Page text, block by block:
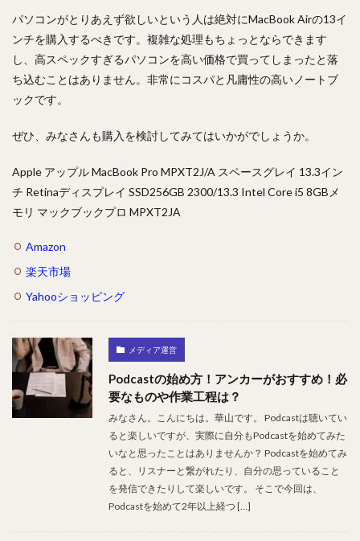
パソコンがとりあえず欲しいという人は絶対にMacBook Airの13イ
ンチを購入するべきです。複雑な処理もちょっとならできます
し、高スペックすぎるパソコンを高い価格で買ってしまったと落
ち込むことはありません。非常にコスパと凡庸性の高いノートブ
ックです。
ぜひ、みなさんも購入を検討してみてはいかがでしょうか。
Apple アップル MacBook Pro MPXT2J/A スペースグレイ 13.3イン
チ Retinaディスプレイ SSD256GB 2300/13.3 Intel Core i5 8GBメ
モリ マックブックプロ MPXT2JA
Amazon
楽天市場
Yahooショッピング
メディア運営
Podcastの始め方！アンカーがおすすめ！必
要なものや作業工程は？
みなさん。こんにちは。華山です。 Podcastは聴いてい
ると楽しいですが、実際に自分もPodcastを始めてみた
いなと思ったことはありませんか？ Podcastを始めてみ
ると、リスナーと繋がれたり、自分の思っていること
を発信できたりして楽しいです。 そこで今回は、
Podcastを始めて2年以上経つ […]